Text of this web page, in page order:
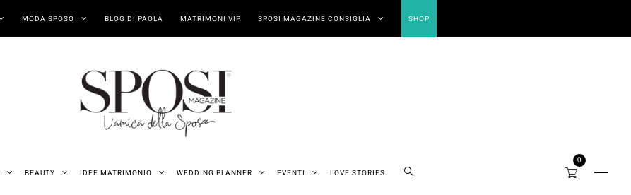
MODA SPOSO BLOG DI PAOLA MATRIMONI VIP SPOSI MAGAZINE CONSIGLIA SHOP
BEAUTY IDEE MATRIMONIO WEDDING PLANNER EVENTI LOVE STORIES
0